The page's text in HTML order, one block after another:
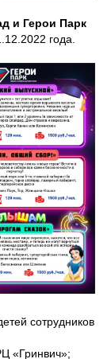
и Герои Парк
года.
сотрудников
«Гринвич»;